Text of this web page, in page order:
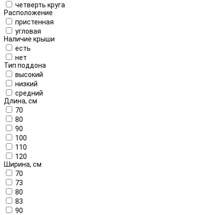
четверть круга
Расположение
пристенная
угловая
Наличие крыши
есть
нет
Тип поддона
высокий
низкий
средний
Длина, см
70
80
90
100
110
120
Ширина, см
70
73
80
83
90